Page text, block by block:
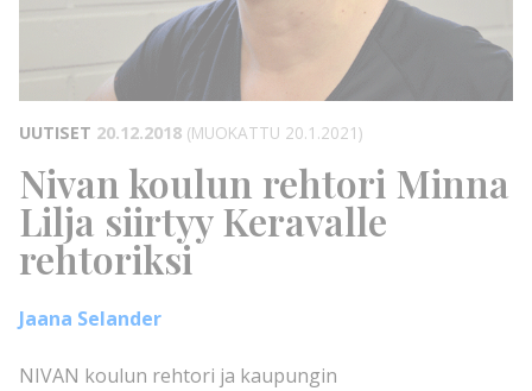
UUTISET 20.12.2018 (MUOKATTU 20.1.2021)
Nivan koulun rehtori Minna
Lilja siirtyy Keravalle
rehtoriksi
Jaana Selander
NIVAN koulun rehtori ja kaupungin